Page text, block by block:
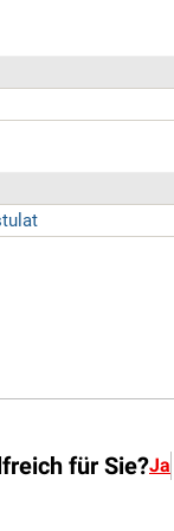
für Sie?Ja